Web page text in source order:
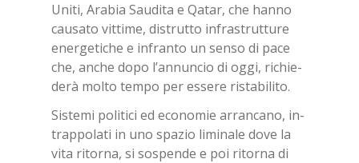
Uni­ti, Ara­bia Sau­di­ta e Qa­tar, che han­no
cau­sa­to vit­ti­me, di­strut­to in­fra­strut­tu­re
ener­ge­ti­che e in­fran­to un sen­so di pace
che, an­che dopo l’an­nun­cio di oggi, ri­chie­
de­rà mol­to tem­po per es­se­re ri­sta­bi­li­to.
Si­ste­mi po­li­ti­ci ed eco­no­mie ar­ran­ca­no, in­
trap­po­la­ti in uno spa­zio li­mi­na­le dove la
vita ri­tor­na, si so­spen­de e poi ri­tor­na di